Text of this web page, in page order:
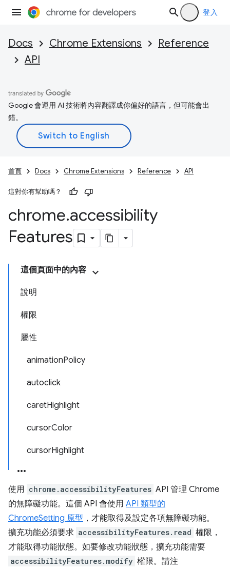
登入
Docs Chrome Extensions
Reference
API
Google 會運用 AI 技術將內容翻譯成你偏好的語言，但可能會出
錯。
首頁 Docs Chrome Extensions Reference API
這對你有幫助嗎？
chrome.accessibility
Features
這個頁面中的內容
說明
權限
屬性
animationPolicy
autoclick
caretHighlight
cursorColor
cursorHighlight
使用 chrome.accessibilityFeatures API 管理 Chrome
的無障礙功能。這個 API 會使用 API 類型的
ChromeSetting 原型 ，才能取得及設定各項無障礙功能。
擴充功能必須要求 accessibilityFeatures.read 權限，
才能取得功能狀態。如要修改功能狀態，擴充功能需要
accessibilityFeatures.modify 權限。請注